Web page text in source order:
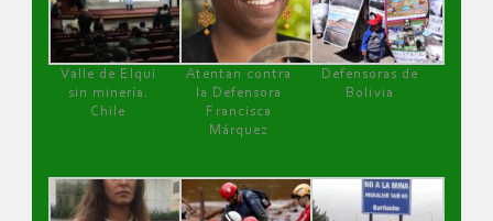
Valle de Elqui
sin minería.
Chile
Atentan contra
la Defensora
Francisca
Márquez
Defensoras de
Bolivia